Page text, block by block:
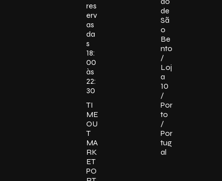
res
erv
as
da
s
18:
00
às
22:
30
TI
ME
OU
T
MA
RK
ET
PO
de
Sã
o
Be
nto
/
Loj
a
10
/
Por
to
/
Por
tug
al